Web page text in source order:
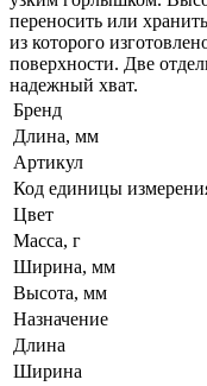
переносить или
из которого
поверхности. Две
надежный хват.
Бренд
Длина, мм
Артикул
Код единицы
Цвет
Масса, г
Ширина, мм
Высота, мм
Назначение
Длина
Ширина